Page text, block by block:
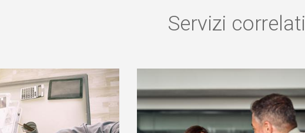
Servizi correlati